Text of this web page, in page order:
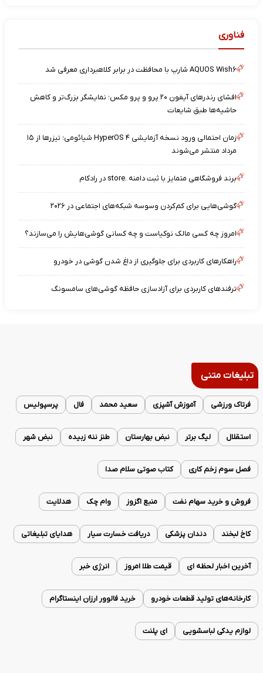
فناوری
AQUOS Wish۶ شارپ با محافظت در برابر کلاهبرداری معرفی شد
افشای رندرهای آیفون ۲۰ پرو و پرو مکس؛ نمایشگر بزرگ‌تر و کاهش
حاشیه‌ها طبق شایعات
زمان احتمالی ورود نسخه آزمایشی HyperOS ۴ شیائومی؛ تیزرها از ۱۵
مرداد منتشر می‌شوند
برند فروشگاهی متمایز با ثبت دامنه .store در رادکام
گوشی‌هایی برای کم‌کردن وسوسه شبکه‌های اجتماعی در ۲۰۲۶
امروز چه کسی مالک نوکیاست و چه کسانی گوشی‌هایش را می‌سازند؟
راهکارهای کاربردی برای جلوگیری از داغ شدن گوشی در خودرو
ترفندهای کاربردی برای آزادسازی حافظه گوشی‌های سامسونگ
تبلیغات متنی
فرتاک ورزشی آموزش آشپزی سعید محمد فال پرسپولیس
استقلال لیگ برتر نبض بهارستان طنز ننه زبیده نبض شهر
فصل سوم زخم کاری کتاب صوتی سلام صدا
فروش و خرید سهام نفت منبع اگزوز وام چک هدلایت
کاخ لبخند دندان پزشکی دریافت خسارت سیار هدایای تبلیغاتی
آخرین اخبار لحظه ای قیمت طلا امروز انرژی خبر
کارخانه‌های تولید قطعات خودرو خرید فالوور ارزان اینستاگرام
لوازم یدکی لباسشویی ای پلنت